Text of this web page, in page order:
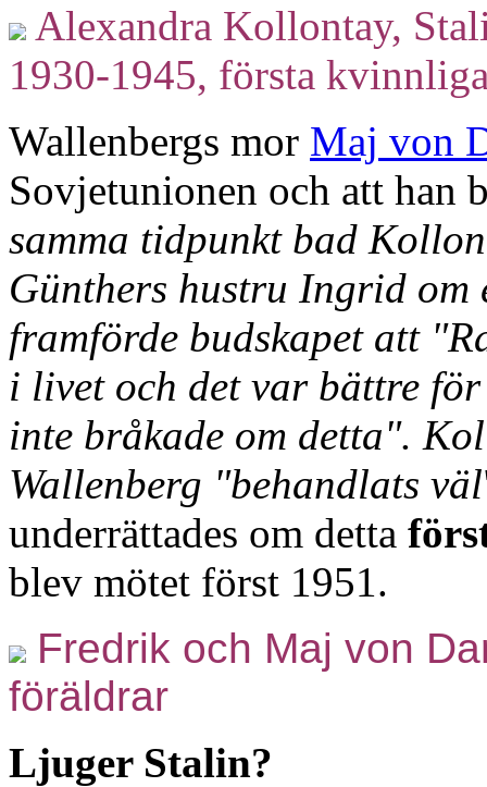
Alexandra Kollontay,
1930-1945, första
Wallenbergs mor Maj von
Sovjetunionen och att han
samma tidpunkt bad
Günthers hustru Ingrid om
framförde budskapet att
i livet och det var bättre
inte bråkade om detta".
Wallenberg "behandlats väl
underrättades om detta
blev mötet först 1951.
Fredrik och Maj von
föräldrar
Ljuger Stalin?